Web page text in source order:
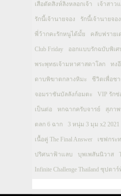
เสือตัดสิงห์ลิงหลอกเจ้า เจ้าสาว
รักนี้เจ้านายจอง รักนี้เจ้านายจอง
พี่ว้ากคะรักหนูได้มั้ย คลับฟรายเ
Club Friday ออกแบบรักฉบับพิเศ
พระพุทธเจ้ามหาศาสดาโลก ทง
ดาบพิฆาตกลางหิมะ ชีวิตเพื่อชา
จอมราชันบัลลังก์อมตะ VIP รัก
เป็นต่อ หกฉากครับจารย์ สุภา
ตลก 6 ฉาก 3 หนุ่ม 3 มุม x2 2021
เนื้อคู่ The Final Answer เชฟกระ
ปริศนาฟ้าแลบ บุพเพสันนิวาส
Infinite Challenge Thailand ซุปตา